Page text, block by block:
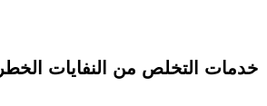
خدمات التخلص من النفايات